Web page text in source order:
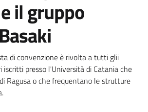
il gruppo
di convenzione è rivolta a tutti glii
presso l'Università di Catania che
Ragusa o che frequentano le strutture